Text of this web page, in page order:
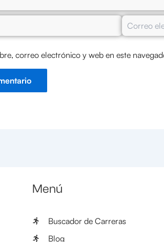
Correo
electrónico*
correo electrónico y web en este
Menú
Buscador de Carreras
Blog